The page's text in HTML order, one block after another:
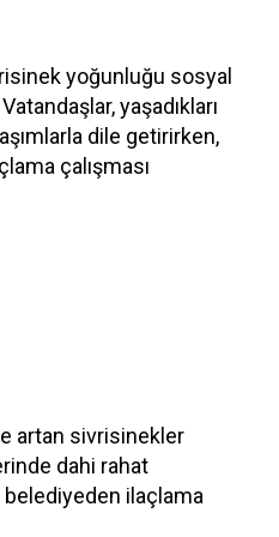
yoğunluğu sosyal
yaşadıkları
dile getirirken,
çalışması
artan sivrisinekler
dahi rahat
belediyeden ilaçlama